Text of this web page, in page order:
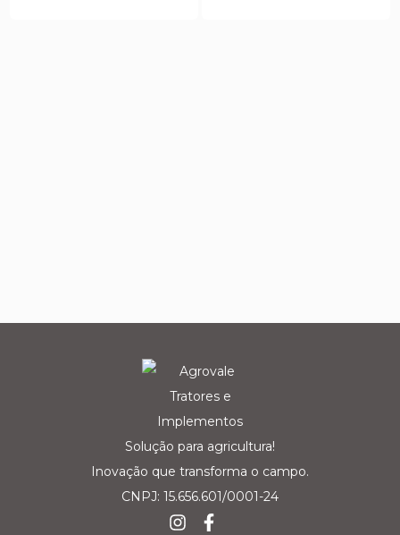
Solução para agricultura!
Inovação que transforma o campo.
CNPJ: 15.656.601/0001-24